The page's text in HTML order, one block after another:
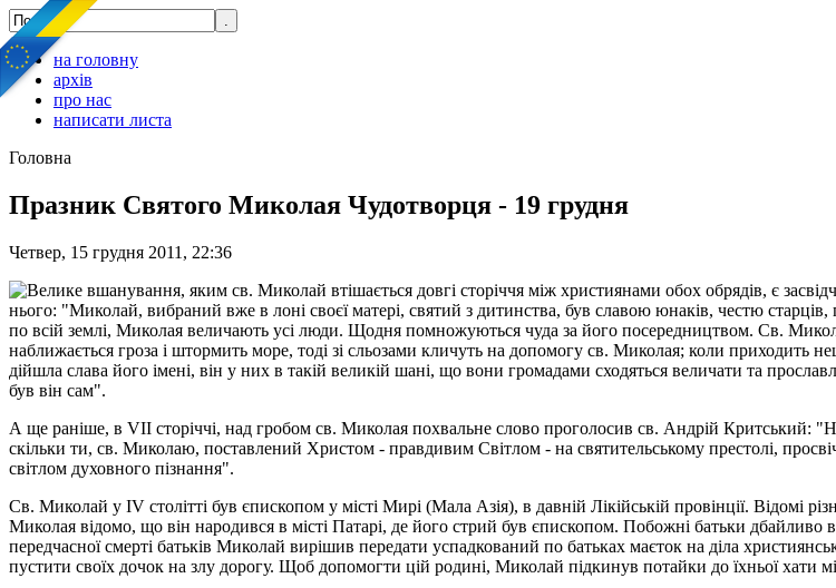
на головну
архів
про нас
написати листа
Головна
Празник Святого Миколая Чудотворця - 19 грудня
Четвер, 15 грудня 2011, 22:36
Велике вшанування, яким св. Миколай втішається довгі сторіччя між християнами обох обрядів, є
нього: "Миколай, вибраний вже в лоні своєї матері, святий з дитинства, був славою юнаків, честю
по всій землі, Миколая величають усі люди. Щодня помножуються чуда за його посередництвом. Св.
наближається гроза і штормить море, тоді зі сльозами кличуть на допомогу св. Миколая; коли приходить
дійшла слава його імені, він у них в такій великій шані, що вони громадами сходяться величати та
був він сам".
А ще раніше, в VII сторіччі, над гробом св. Миколая похвальне слово проголосив св. Андрій Критський:
скільки ти, св. Миколаю, поставлений Христом - правдивим Світлом - на святительському престолі,
світлом духовного пізнання".
Св. Миколай у IV столітті був єпископом у місті Мирі (Мала Азія), в давній Лікійській провінції. Відомі
Миколая відомо, що він народився в місті Патарі, де його стрий був єпископом. Побожні батьки дбайливо
передчасної смерті батьків Миколай вирішив передати успадкований по батьках маєток на діла
пустити своїх дочок на злу дорогу. Щоб допомогти цій родині, Миколай підкинув потайки до їхньої хати